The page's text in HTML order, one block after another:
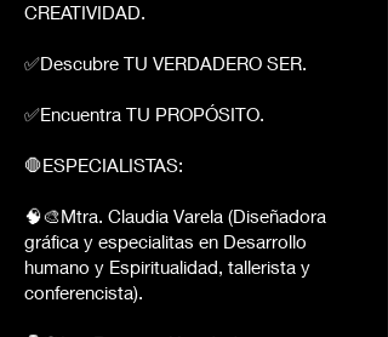
CREATIVIDAD.
✅Descubre TU VERDADERO SER.
✅Encuentra TU PROPÓSITO.
🛑ESPECIALISTAS:
🧠🎨Mtra. Claudia Varela (Diseñadora
gráfica y especialitas en Desarrollo
humano y Espiritualidad, tallerista y
conferencista).